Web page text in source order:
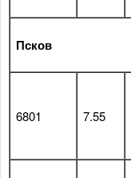
Псков
6801 7.55